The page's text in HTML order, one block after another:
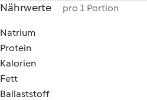
Nährwerte pro 1 Portion
Natrium
Protein
Kalorien
Fett
Ballaststoff